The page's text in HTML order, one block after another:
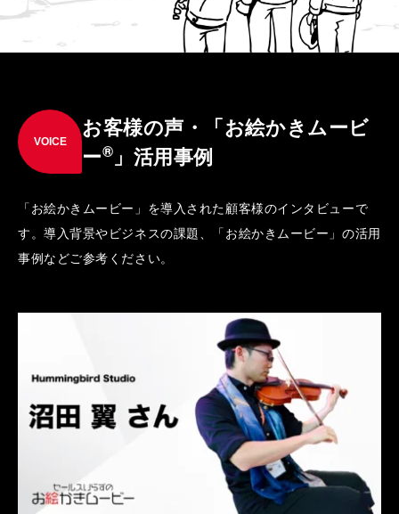
VOICE
お客様の声・「お絵かきムービ
ー® 」活用事例
「お絵かきムービー」を導入された顧客様のインタビューで
す。導入背景やビジネスの課題、「お絵かきムービー」の活用
事例などご参考ください。